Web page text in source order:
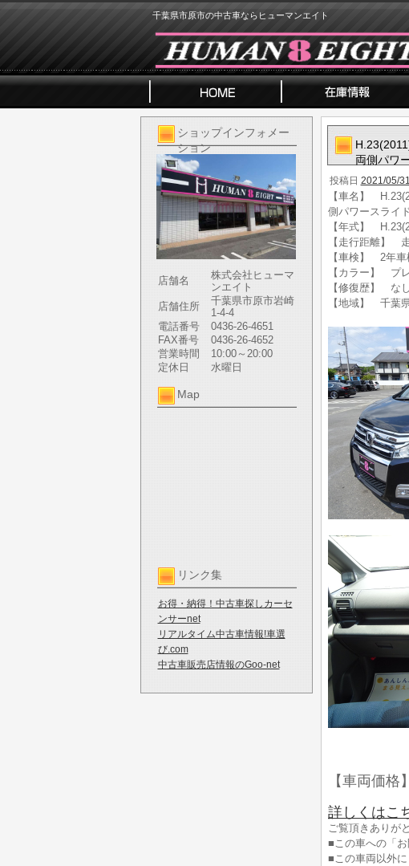
千葉県市原市の中古車ならヒューマンエイト
ショップインフォメー
ション
店舗名
株式会社ヒューマ
ンエイト
店舗住所
千葉県市原市岩崎
1-4-4
電話番号
0436-26-4651
FAX番号
0436-26-4652
営業時間
10:00～20:00
定休日
水曜日
Map
リンク集
お得・納得！中古車探しカーセ
ンサーnet
リアルタイム中古車情報!車選
び.com
中古車販売店情報のGoo-net
両側パワ
投稿日 2021/05/31
【車名】
側パワースライ
【年式】
【走行距離】
【車検】 2年車
【カラー】 プ
【修復歴】 なし
【地域】 千葉
【車両価格】
詳しくはこ
ご覧頂きありが
■この車への「
■この車両以外